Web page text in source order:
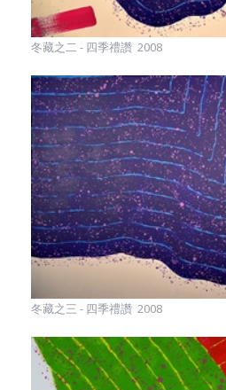
冬藏之二 - 四季禮讚 2008
冬藏之三 - 四季禮讚 2008